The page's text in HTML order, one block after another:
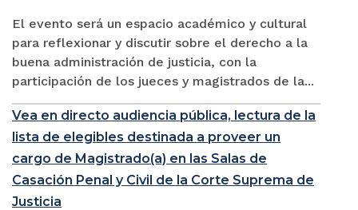
El evento será un espacio académico y cultural
para reflexionar y discutir sobre el derecho a la
buena administración de justicia, con la
participación de los jueces y magistrados de la...
Vea en directo audiencia pública, lectura de la
lista de elegibles destinada a proveer un
cargo de Magistrado(a) en las Salas de
Casación Penal y Civil de la Corte Suprema de
Justicia